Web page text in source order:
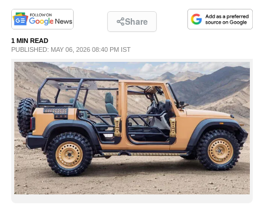
LIFESTYLE
SPIRITUAL
INFO+
ART
ASTRO
Share
1 MIN READ
PUBLISHED: MAY 06, 2026 08:40 PM IST